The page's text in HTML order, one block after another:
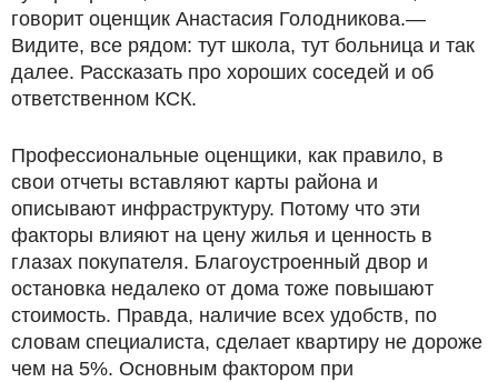
говорит оценщик Анастасия Голодникова.—
Видите, все рядом: тут школа, тут больница и так
далее. Рассказать про хороших соседей и об
ответственном КСК.
Профессиональные оценщики, как правило, в
свои отчеты вставляют карты района и
описывают инфраструктуру. Потому что эти
факторы влияют на цену жилья и ценность в
глазах покупателя. Благоустроенный двор и
остановка недалеко от дома тоже повышают
стоимость. Правда, наличие всех удобств, по
словам специалиста, сделает квартиру не дороже
чем на 5%. Основным фактором при